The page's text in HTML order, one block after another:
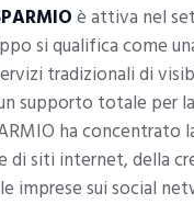
è attiva nel
si qualifica come
tradizionali di
supporto totale per
ha
di siti internet, della
imprese sui social